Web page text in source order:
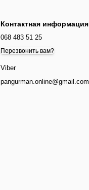
Контактная информация
068 483 51 25
Перезвонить вам?
Viber
pangurman.online@gmail.com